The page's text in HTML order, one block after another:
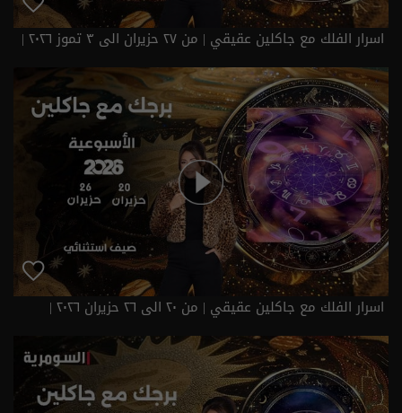
اسرار الفلك مع جاكلين عقيقي | من ٢٧ حزيران الى ٣ تموز ٢٠٢٦ |
2026
اسرار الفلك مع جاكلين عقيقي | من ٢٠ الى ٢٦ حزيران ٢٠٢٦ |
2026